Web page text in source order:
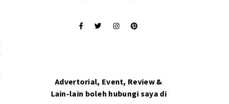
Advertorial, Event, Review &
Lain-lain boleh hubungi saya di